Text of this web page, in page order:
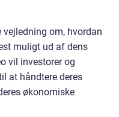
vejledning om, hvordan
muligt ud af dens
vil investorer og
at håndtere deres
økonomiske